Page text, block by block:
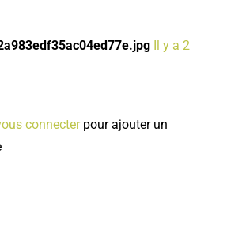
Il y a 2
connecterpour ajouter un